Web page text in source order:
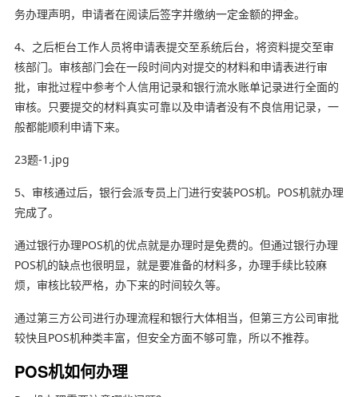
务办理声明，申请者在阅读后签字并缴纳一定金额的押金。
4、之后柜台工作人员将申请表提交至系统后台，将资料提交至审
核部门。审核部门会在一段时间内对提交的材料和申请表进行审
批，审批过程中参考个人信用记录和银行流水账单记录进行全面的
审核。只要提交的材料真实可靠以及申请者没有不良信用记录，一
般都能顺利申请下来。
23题-1.jpg
5、审核通过后，银行会派专员上门进行安装POS机。POS机就办理
完成了。
通过银行办理POS机的优点就是办理时是免费的。但通过银行办理
POS机的缺点也很明显，就是要准备的材料多，办理手续比较麻
烦，审核比较严格，办下来的时间较久等。
通过第三方公司进行办理流程和银行大体相当，但第三方公司审批
较快且POS机种类丰富，但安全方面不够可靠，所以不推荐。
POS机如何办理